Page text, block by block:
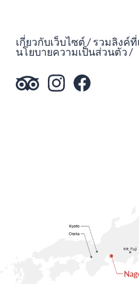
เกี่ยวกับเว็บไซต์ รวมลิงค์ที่
นโยบายความเป็นส่วนตัว